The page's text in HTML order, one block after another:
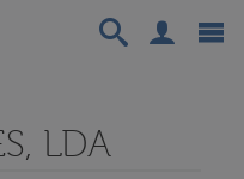
LDA